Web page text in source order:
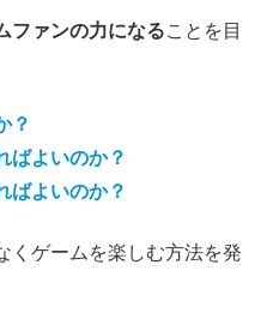
ファンの力になることを目
？
ばよいのか？
ばよいのか？
くゲームを楽しむ方法を発